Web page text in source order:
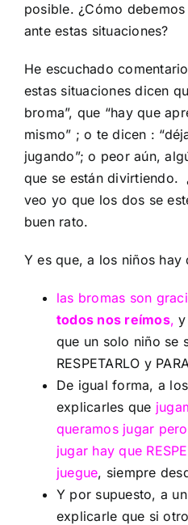
posible. ¿Cómo
ante estas situaciones?
He escuchado
estas situaciones dicen
broma”, que “hay que
mismo” ; o te dicen :
jugando”; o peor aún,
que se están divirtiendo.
veo yo que los dos se
buen rato.
Y es que, a los niños hay
las bromas son
todos nos reímos,
que un solo niño se
RESPETARLO y
De igual forma, a
explicarles que
queramos jugar
jugar hay que
juegue, siempre
Y por supuesto, a
explicarle que si